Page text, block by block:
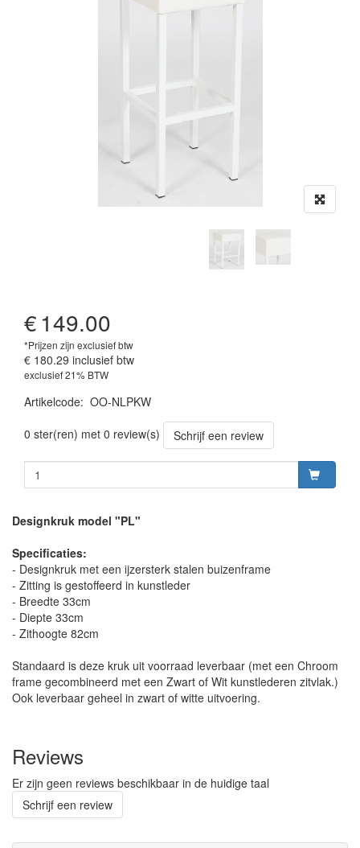
€149.00
*Prijzen zijn exclusief btw
€ 180.29 inclusief btw
exclusief 21% BTW
Artikelcode: OO-NLPKW
0 ster(ren) met 0 review(s)
Schrijf een review
Designkruk model "PL"
Specificaties:
- Designkruk met een ijzersterk stalen buizenframe
- Zitting is gestoffeerd in kunstleder
- Breedte 33cm
- Diepte 33cm
- Zithoogte 82cm
Standaard is deze kruk uit voorraad leverbaar (met een Chroom
frame gecombineerd met een Zwart of Wit kunstlederen zitvlak.)
Ook leverbaar geheel in zwart of witte uitvoering.
Reviews
Er zijn geen reviews beschikbaar in de huidige taal
Schrijf een review